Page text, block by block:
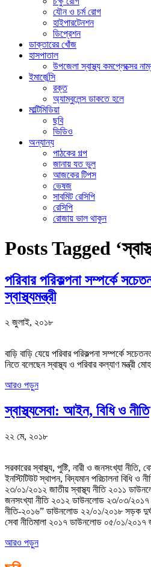
যৌন ও চর্ম রোগ
হাইপারটেনশন
ডিপ্রেশন
ডাক্তারের খোঁজ
হাসপাতাল
উপজেলা স্বাস্থ্য কমপ্লেক্সের
ইমার্জেন্সি
রক্ত
অ্যাম্বুলেন্স ডাকতে হলে
মাল্টিমিডিয়া
ছবি
ভিডিও
অন্যান্য
পাঠকের গল্প
জানায় যত ভুল
আজকের টিপস
ভেষজ
সাবমিট রেসিপি
রেসিপি
রোজায় ভাল থাকুন
Posts Tagged
পরিবার পরিকল্পনা সম্পর্কে
স্বাস্থ্যমন্ত্রী
২ জুলাই, ২০১৮
বাড়ি বাড়ি যেয়ে পরিবার পরিকল্পনা সম্পর্কে
নিতে বলেছেন স্বাস্থ্য ও পরিবার কল্যাণ মন্ত্রী
আরও পড়ুন
স্বাস্থ্যসেবা: আইন, বিধি ও নীতি
২২ মে, ২০১৮
সরকারের স্বাস্থ্য, পুষ্টি, নারী ও জনসংখ্যা নীতি,
ইনস্টিটিউট স্থাপন, বিদ্যমান পরিচালনা বিধি ও
২৩/০১/২০১২ জাতীয় স্বাস্থ্য নীতি ২০১১
জনসংখ্যা নীতি ২০১২ ডাউনলোড ২৩/০৩/২০১৭
নীতি-২০১৬” ডাউনলোড ২২/০১/২০১৮ সড়ক
সেবা নীতিমালা ২০১৭ ডাউনলোড ০৫/০১/২০১৭
আরও পড়ুন